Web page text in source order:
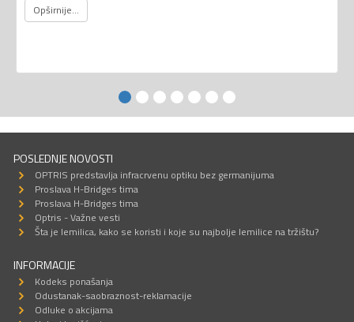
Opširnije...
POSLEDNJE NOVOSTI
OPTRIS predstavlja infracrvenu optiku bez germanijuma
Proslava H-Bridges tima
Proslava H-Bridges tima
Optris - Važne vesti
Šta je lemilica, kako se koristi i koje su najbolje lemilice na tržištu?
INFORMACIJE
Kodeks ponašanja
Odustanak-saobraznost-reklamacije
Odluke o akcijama